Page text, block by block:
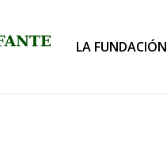
LA FUNDACIÓN